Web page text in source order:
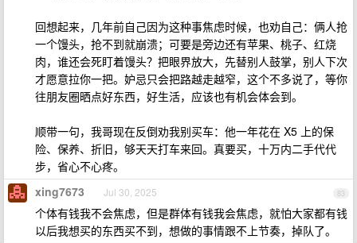
回想起来，几年前自己因为这种事焦虑时候，也劝自己：俩人抢
一个馒头，抢不到就崩溃；可要是旁边还有苹果、桃子、红烧
肉，谁还会死盯着馒头？把眼界放大，先替别人鼓掌，别人下次
才愿意拉你一把。妒忌只会把路越走越窄，这个不多说了，等你
往朋友圈晒点好东西，好生活，应该也有机会体会到。
顺带一句，我哥现在反倒劝我别买车：他一年花在 X5 上的保
险、保养、折旧，够天天打车来回。真要买，十万内二手代代
步，省心不心疼。
83
xing7673 Jul 30, 2025
个体有钱我不会焦虑，但是群体有钱我会焦虑，就怕大家都有钱
以后我想买的东西买不到，想做的事情跟不上节奏，掉队了。